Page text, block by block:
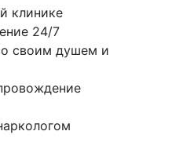
клинике
24/7
своим душем и